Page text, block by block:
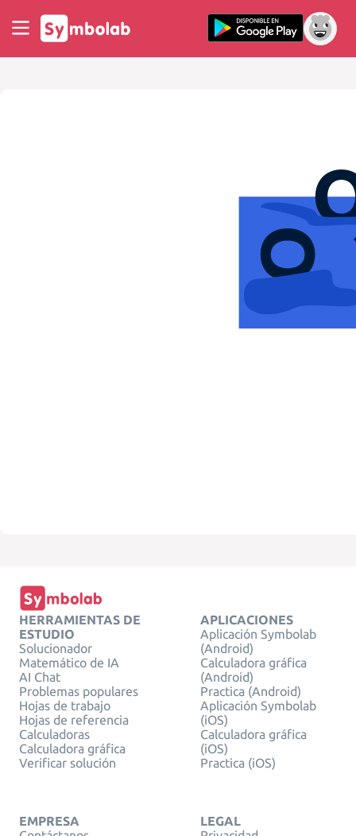
HERRAMIENTAS DE
ESTUDIO
Solucionador
Matemático de IA
AI Chat
Problemas populares
Hojas de trabajo
Hojas de referencia
Calculadoras
Calculadora gráfica
Verificar solución
APLICACIONES
Aplicación Symbolab
(Android)
Calculadora gráfica
(Android)
Practica (Android)
Aplicación Symbolab
(iOS)
Calculadora gráfica
(iOS)
Practica (iOS)
EMPRESA
LEGAL